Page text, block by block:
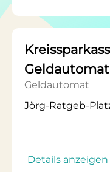
Geldautomat
Geldautomat
Jörg-Ratgeb-
Details anzeigen